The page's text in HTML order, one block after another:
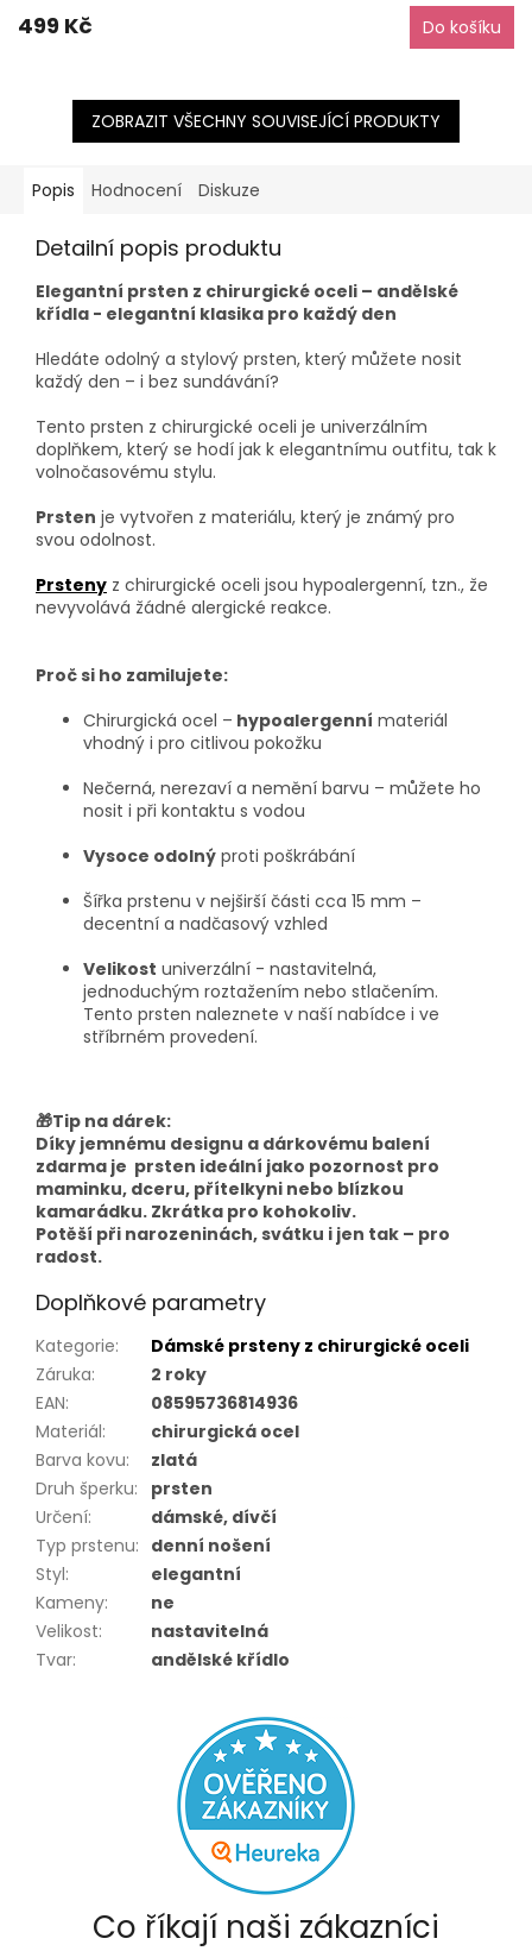
499 Kč Do košíku
ZOBRAZIT VŠECHNY SOUVISEJÍCÍ PRODUKTY
Popis Hodnocení Diskuze
Detailní popis produktu
Elegantní prsten z chirurgické oceli – andělské
křídla - elegantní klasika pro každý den
Hledáte odolný a stylový prsten, který můžete nosit
každý den – i bez sundávání?
Tento prsten z chirurgické oceli je univerzálním
doplňkem, který se hodí jak k elegantnímu outfitu, tak k
volnočasovému stylu.
Prsten je vytvořen z materiálu, který je známý pro
svou odolnost.
Prsteny z chirurgické oceli jsou hypoalergenní, tzn., že
nevyvolává žádné alergické reakce.
Proč si ho zamilujete:
Chirurgická ocel – hypoalergenní materiál
vhodný i pro citlivou pokožku
Nečerná, nerezaví a nemění barvu – můžete ho
nosit i při kontaktu s vodou
Vysoce odolný proti poškrábání
Šířka prstenu v nejširší části cca 15 mm –
decentní a nadčasový vzhled
Velikost univerzální - nastavitelná,
jednoduchým roztažením nebo stlačením.
Tento prsten naleznete v naší nabídce i ve
stříbrném provedení.
🎁Tip na dárek:
Díky jemnému designu a dárkovému balení
zdarma je prsten ideální jako pozornost pro
maminku, dceru, přítelkyni nebo blízkou
kamarádku. Zkrátka pro kohokoliv.
Potěší při narozeninách, svátku i jen tak – pro
radost.
Doplňkové parametry
Kategorie:
Dámské prsteny z chirurgické oceli
Záruka:
2 roky
EAN:
08595736814936
Materiál:
chirurgická ocel
Barva kovu:
zlatá
Druh šperku:
prsten
Určení:
dámské, dívčí
Typ prstenu: denní nošení
Styl:
elegantní
Kameny:
ne
Velikost:
nastavitelná
Tvar: andělské křídlo
Co říkají naši zákazníci